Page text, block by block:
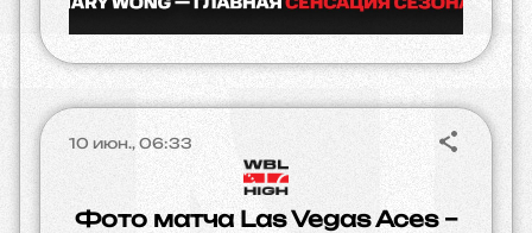
10 июн., 06:33
Фото матча Las Vegas Aces –